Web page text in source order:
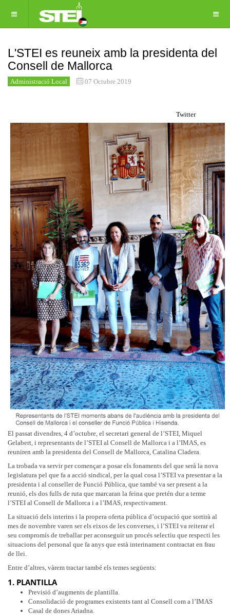
L'STEI es reuneix amb la presidenta del
Consell de Mallorca
Administració Local 07 Octubre 2019
Twitter
El passat divendres, 4 d’octubre, el secretari general de l’STEI, Miquel
Gelabert, i representants de l’STEI al Consell de Mallorca i a l’IMAS, es
reuniren amb la presidenta del Consell de Mallorca, Catalina Cladera.
La trobada va servir per començar a posar els fonaments del que serà la nova
legislatura pel que fa a acció sindical, per la qual cosa l’STEI va presentar a la
presidenta i al conseller de Funció Pública, que també va ser present a la
reunió, els dos fulls de ruta que marcaran la feina que pretén dur a terme
l’STEI al Consell de Mallorca i a l’IMAS, respectivament.
La situació dels interins i la propera oferta pública d’ocupació que sortirà al
mes de novembre varen ser els eixos de les converses, i l’STEI va reiterar el
seu compromís de treballar per aconseguir un procés selectiu que respecti les
situacions del personal que fa anys que està interinament contractat en frau
de llei.
Entre d’altres, vàrem tractar també els temes següents:
1. PLANTILLA
Previsió d’augments de plantilla.
Consolidació de programes existents tant al Consell com a l’IMAS
Casal de dones Ariadna.